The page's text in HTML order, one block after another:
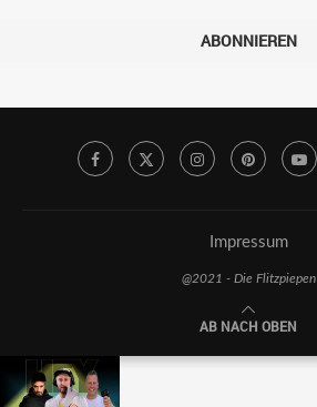
ABONNIEREN
Impressum
@2021 - Die Flitzpiepen
AB NACH OBEN